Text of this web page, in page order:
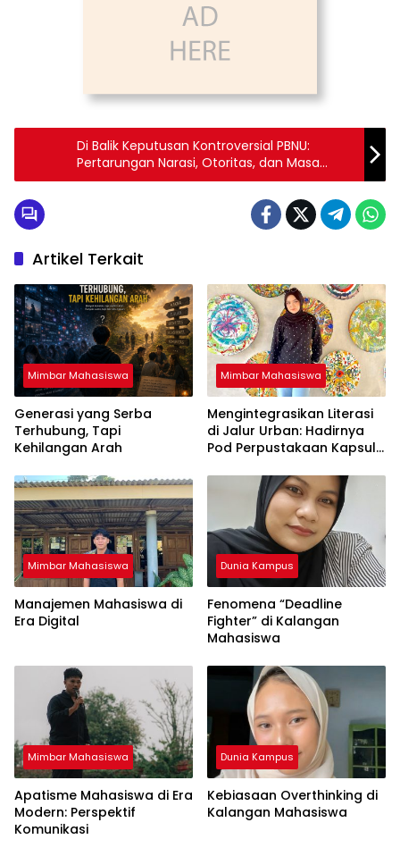
Di Balik Keputusan Kontroversial PBNU:
Pertarungan Narasi, Otoritas, dan Masa
Depan Organisasi
Artikel Terkait
Mimbar Mahasiswa
Generasi yang Serba
Terhubung, Tapi
Kehilangan Arah
Mimbar Mahasiswa
Mengintegrasikan Literasi
di Jalur Urban: Hadirnya
Pod Perpustakaan Kapsul
Tren Terbaru
Mimbar Mahasiswa
Manajemen Mahasiswa di
Era Digital
Dunia Kampus
Fenomena “Deadline
Fighter” di Kalangan
Mahasiswa
Mimbar Mahasiswa
Apatisme Mahasiswa di Era
Modern: Perspektif
Komunikasi
Dunia Kampus
Kebiasaan Overthinking di
Kalangan Mahasiswa